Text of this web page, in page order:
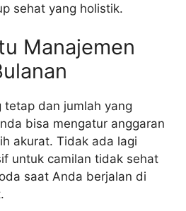
sehat yang holistik.
Manajemen
tetap dan jumlah yang
bisa mengatur anggaran
akurat. Tidak ada lagi
untuk camilan tidak sehat
saat Anda berjalan di